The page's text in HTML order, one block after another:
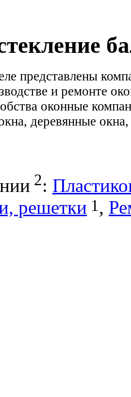
представлены
и ремонте
оконные
деревянные
2:
решетки 1,